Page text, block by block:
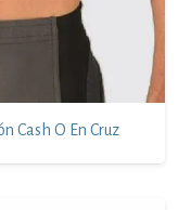
Cash O En Cruz